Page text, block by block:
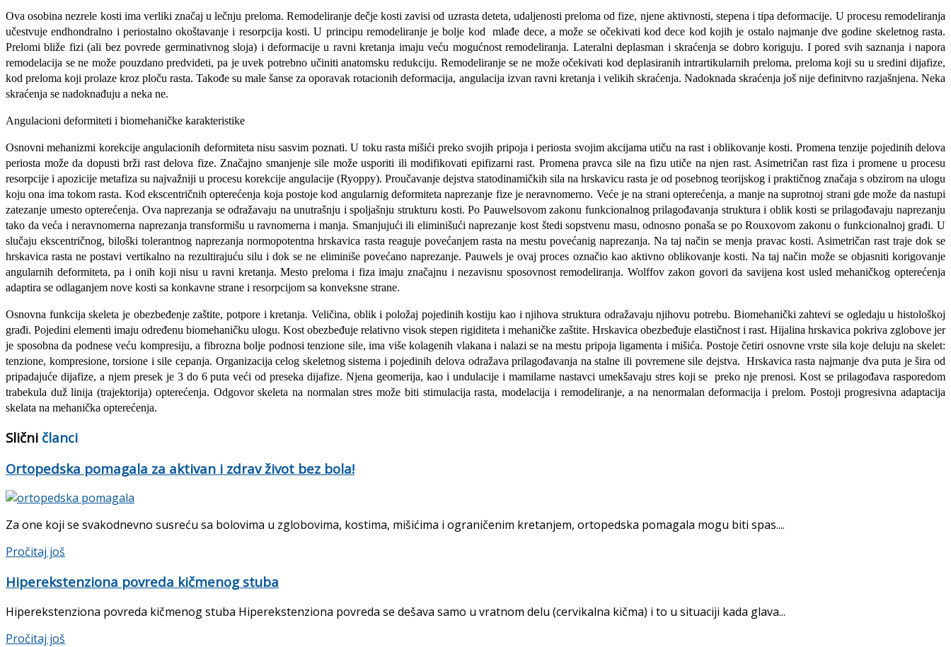
Ova osobina nezrele kosti ima verliki značaj u lečnju preloma. Remodeliranje dečje kosti zavisi od uzrasta deteta, udaljenosti preloma od fize, njene aktivnosti, stepena i tipa deformacije. U procesu remodeliranja
učestvuje endhondralno i periostalno okoštavanje i resorpcija kosti. U principu remodeliranje je bolje kod mlađe dece, a može se očekivati kod dece kod kojih je ostalo najmanje dve godine skeletnog rasta.
Prelomi bliže fizi (ali bez povrede germinativnog sloja) i deformacije u ravni kretanja imaju veću mogućnost remodeliranja. Lateralni deplasman i skraćenja se dobro koriguju. I pored svih saznanja i napora
remodelacija se ne može pouzdano predvideti, pa je uvek potrebno učiniti anatomsku redukciju. Remodeliranje se ne može očekivati kod deplasiranih intrartikularnih preloma, preloma koji su u sredini dijafize,
kod preloma koji prolaze kroz ploču rasta. Takođe su male šanse za oporavak rotacionih deformacija, angulacija izvan ravni kretanja i velikih skraćenja. Nadoknada skraćenja još nije definitvno razjašnjena. Neka
skraćenja se nadoknađuju a neka ne.
Angulacioni deformiteti i biomehaničke karakteristike
Osnovni mehanizmi korekcije angulacionih deformiteta nisu sasvim poznati. U toku rasta mišići preko svojih pripoja i periosta svojim akcijama utiču na rast i oblikovanje kosti. Promena tenzije pojedinih delova
periosta može da dopusti brži rast delova fize. Značajno smanjenje sile može usporiti ili modifikovati epifizarni rast. Promena pravca sile na fizu utiče na njen rast. Asimetričan rast fiza i promene u procesu
resorpcije i apozicije metafiza su najvažniji u procesu korekcije angulacije (Ryoppy). Proučavanje dejstva statodinamičkih sila na hrskavicu rasta je od posebnog teorijskog i praktičnog značaja s obzirom na ulogu
koju ona ima tokom rasta. Kod ekscentričnih opterećenja koja postoje kod angularnig deformiteta naprezanje fize je neravnomerno. Veće je na strani opterećenja, a manje na suprotnoj strani gde može da nastupi
zatezanje umesto opterećenja. Ova naprezanja se odražavaju na unutrašnju i spoljašnju strukturu kosti. Po Pauwelsovom zakonu funkcionalnog prilagođavanja struktura i oblik kosti se prilagođavaju naprezanju
tako da veća i neravnomerna naprezanja transformišu u ravnomerna i manja. Smanjujući ili eliminišući naprezanje kost štedi sopstvenu masu, odnosno ponaša se po Rouxovom zakonu o funkcionalnoj građi. U
slučaju ekscentričnog, biloški tolerantnog naprezanja normopotentna hrskavica rasta reaguje povećanjem rasta na mestu povećanig naprezanja. Na taj način se menja pravac kosti. Asimetričan rast traje dok se
hrskavica rasta ne postavi vertikalno na rezultirajuću silu i dok se ne eliminiše povećano naprezanje. Pauwels je ovaj proces označio kao aktivno oblikovanje kosti. Na taj način može se objasniti korigovanje
angularnih deformiteta, pa i onih koji nisu u ravni kretanja. Mesto preloma i fiza imaju značajnu i nezavisnu sposovnost remodeliranja. Wolffov zakon govori da savijena kost usled mehaničkog opterećenja
adaptira se odlaganjem nove kosti sa konkavne strane i resorpcijom sa konveksne strane.
Osnovna funkcija skeleta je obezbeđenje zaštite, potpore i kretanja. Veličina, oblik i položaj pojedinih kostiju kao i njihova struktura odražavaju njihovu potrebu. Biomehanički zahtevi se ogledaju u histološkoj
građi. Pojedini elementi imaju određenu biomehaničku ulogu. Kost obezbeđuje relativno visok stepen rigiditeta i mehaničke zaštite. Hrskavica obezbeđuje elastičnost i rast. Hijalina hrskavica pokriva zglobove jer
je sposobna da podnese veću kompresiju, a fibrozna bolje podnosi tenzione sile, ima više kolagenih vlakana i nalazi se na mestu pripoja ligamenta i mišića. Postoje četiri osnovne vrste sila koje deluju na skelet:
tenzione, kompresione, torsione i sile cepanja. Organizacija celog skeletnog sistema i pojedinih delova odražava prilagođavanja na stalne ili povremene sile dejstva. Hrskavica rasta najmanje dva puta je šira od
pripadajuće dijafize, a njem presek je 3 do 6 puta veći od preseka dijafize. Njena geomerija, kao i undulacije i mamilarne nastavci umekšavaju stres koji se preko nje prenosi. Kost se prilagođava rasporedom
trabekula duž linija (trajektorija) opterećenja. Odgovor skeleta na normalan stres može biti stimulacija rasta, modelacija i remodeliranje, a na nenormalan deformacija i prelom. Postoji progresivna adaptacija
skelata na mehanička opterećenja.
Slični članci
Ortopedska pomagala za aktivan i zdrav život bez bola!
Za one koji se svakodnevno susreću sa bolovima u zglobovima, kostima, mišićima i ograničenim kretanjem, ortopedska pomagala mogu biti spas....
Pročitaj još
Hiperekstenziona povreda kičmenog stuba
Hiperekstenziona povreda kičmenog stuba Hiperekstenziona povreda se dešava samo u vratnom delu (cervikalna kičma) i to u situaciji kada glava...
Pročitaj još